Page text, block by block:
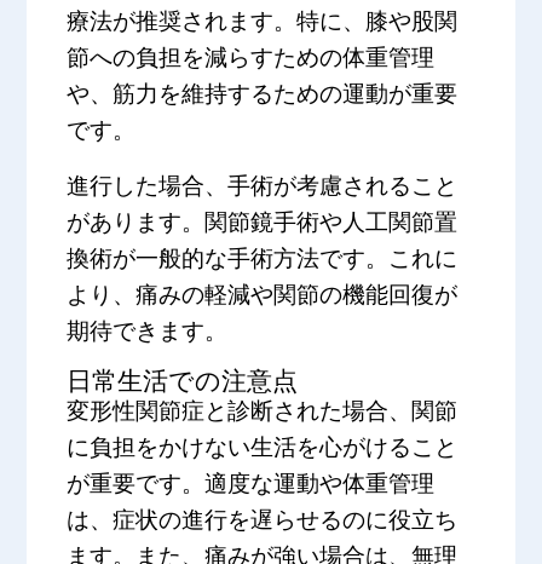
療法が推奨されます。特に、膝や股関
節への負担を減らすための体重管理
や、筋力を維持するための運動が重要
です。
進行した場合、手術が考慮されること
があります。関節鏡手術や人工関節置
換術が一般的な手術方法です。これに
より、痛みの軽減や関節の機能回復が
期待できます。
日常生活での注意点
変形性関節症と診断された場合、関節
に負担をかけない生活を心がけること
が重要です。適度な運動や体重管理
は、症状の進行を遅らせるのに役立ち
ます。また、痛みが強い場合は、無理